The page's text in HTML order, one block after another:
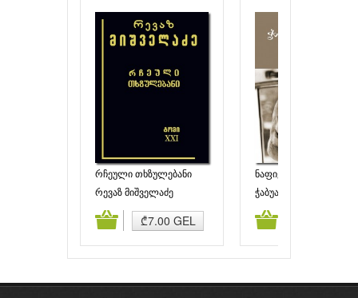
რჩეული თხზულებანი
(ტომი XXI)
რევაზ მიშველაძე
₾7.00 GEL
ნაფიქრალიდან
ჭაბუა ამირეჯიბი
კალათაში დამატება კალათაში